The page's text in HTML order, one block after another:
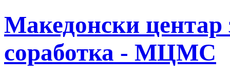
Македонски центар
соработка - МЦМС